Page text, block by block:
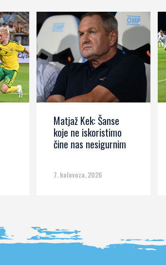
Matjaž Kek: Šanse
koje ne iskoristimo
čine nas nesigurnim
7. kolovoza, 2026